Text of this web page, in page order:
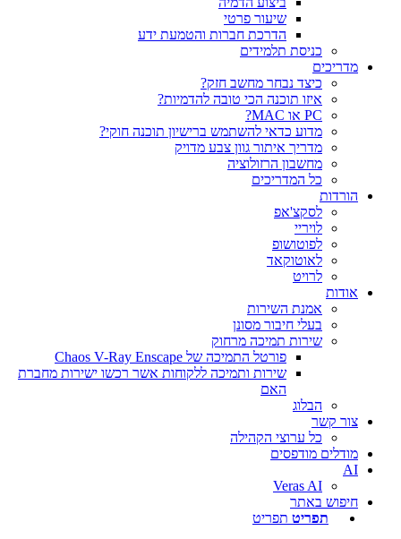
שיעור פרטי
הדרכת חברות והטמעת ידע
כניסת תלמידים
מדריכים
כיצד נבחר מחשב חזק?
איזו תוכנה הכי טובה להדמיות?‎‎
PC או MAC?
מדוע כדאי להשתמש ברישיון תוכנה חוקי?
מדריך איתור גוון צבע מדויק
מחשבון הרזולוציה
כל המדריכים
הורדות
לסקצ'אפ
לויריי
לפוטושופ
לאוטוקאד
לרויט
אודות
אמנת השירות
בעלי חיבור מסונן
שירות תמיכה מרחוק
פורטל התמיכה של Chaos V-Ray Enscape
שירות ותמיכה ללקוחות אשר רכשו ישירות מחברת
הבלוג
צור קשר
כל ערוצי הקהילה
מודלים מודפסים
AI
Veras AI
חיפוש באתר
תפריט תפריט